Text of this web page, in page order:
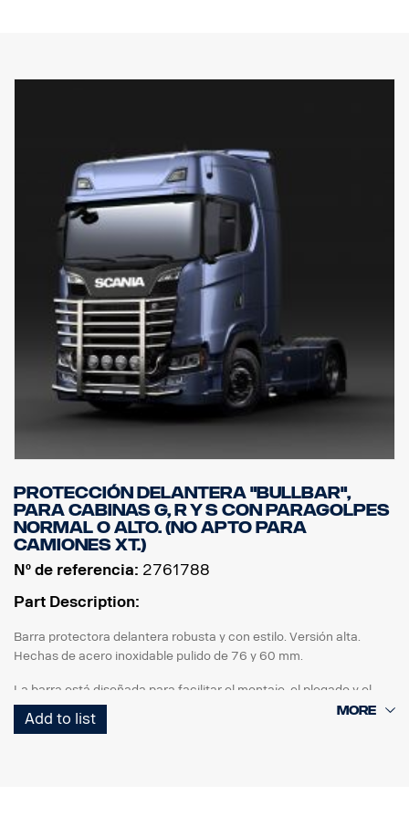
anclaje para barras LED, con soportes opcionales especiales para
Hecho específicamente para cabinas P, G, R y S de Scania con
paragolpes alto o normal. Para obtener la mejor separación, se
recomienda usar paragolpes con un saliente de 0 mm, pero
también es compatible con salientes de paragolpes de 40 mm.
NO es compatible con paragolpes bajos o paragolpes "XT" de
acero con saliente.
Incluye hardware de montaje, 8 soportes para lámparas e
instrucciones de montaje.
(Luces no incluidas.)
Protección delantera "Bullbar",
para cabinas G, R y S con paragolpes
normal o alto. (No apto para
camiones XT.)
Nº de referencia: 2761788
Part Description:
Barra protectora delantera robusta y con estilo. Versión alta.
Hechas de acero inoxidable pulido de 76 y 60 mm.
La barra está diseñada para facilitar el montaje, el plegado y el
acceso/uso de la barra de remolcado original, ya que los tubos del
extremo inferior se desmontan rápidamente sin necesidad de
Add to list